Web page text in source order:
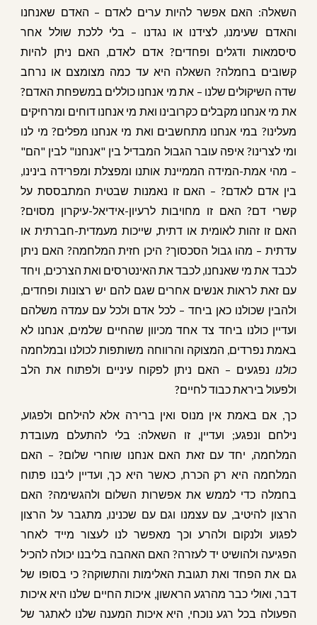
השאלה: האם אפשר להיות ערים לאדם – האדם שאנחנו
והאדם שעימנו, לצידנו או נגדנו – בלי ללכת שולל אחר
סיסמאות ודגלים ופחדים? אדם לאדם, האם ניתן להיות
קשובים בחמלה? השאלה היא עד כמה מצומצם או נרחב
שדה השיקולים שלנו – את מי אנחנו כוללים במשפחת האדם?
את מי אנחנו מקבלים כקרובינו ואת מי אנחנו דוחים ומרחיקים
מעלינו? במי אנחנו מתחשבים ואת מי אנחנו מפלים? מי לנו
ומי לצרינו? איפה עובר הגבול המבדיל בין "אנחנו" לבין "הם"
– מהי אמת-המידה הממיינת אותנו ומפצלת ומפרידה בינינו,
בין אדם לאדם? – האם זו נאמנות שבטית המתבססת על
קשרי דם? האם זו מחויבות לרעיון-אידיאל-עיקרון מסוים?
האם זו זהות לאומית או דתית, שייכות מעמדית-חברתית או
עדתית – מהו גבול הסכסוך? היכן חזית המלחמה? האם ניתן
לכבד את מי שאנחנו, לכבד את האינטרסים ואת הצרכים, ויחד
עם זאת לראות אנשים אחרים שגם להם יש רצונות ופחדים,
ולהבין שכולנו כאן ביחד – לכל אדם ולכל עם עמדה משלהם
ועדיין כולנו ביחד צד אחד מכיוון שהחיים שלמים, אנחנו לא
באמת נפרדים, המצוקה והרווחה משותפות לכולנו ובמלחמה
כולנו נפגעים – האם ניתן לפקוח עיניים ולפתוח את הלב
ולפעול ביראת כבוד לחיים?
כך, אם באמת אין מנוס ואין ברירה אלא להילחם ולפגוע,
נילחם ונפגע; ועדיין, זו השאלה: בלי להתעלם מעובדת
המלחמה, יחד עם זאת האם אנחנו שוחרי שלום? – האם
המלחמה היא רק הכרח, כאשר היא כך, ועדיין ליבנו פתוח
בחמלה כדי לממש את אפשרות השלום ולהגשימה? האם
הרצון להיטיב, עם עצמנו וגם עם שכנינו, מתגבר על הרצון
לפגוע ולנקום ולהרע וכך מאפשר לנו לעצור מייד לאחר
הפגיעה ולהושיט יד לעזרה? האם האהבה בליבנו יכולה להכיל
גם את הפחד ואת תגובת האלימות והתשוקה? כי בסופו של
דבר, ואולי כבר מהרגע הראשון, איכות החיים שלנו היא איכות
הפעולה בכל רגע נוכחי, היא איכות המענה שלנו לאתגר של